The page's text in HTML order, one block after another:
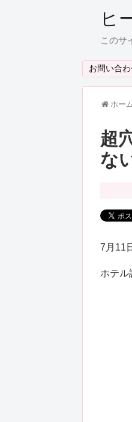
ヒ
このサ
お問い合
ホー
超
な
7月11
ホテル